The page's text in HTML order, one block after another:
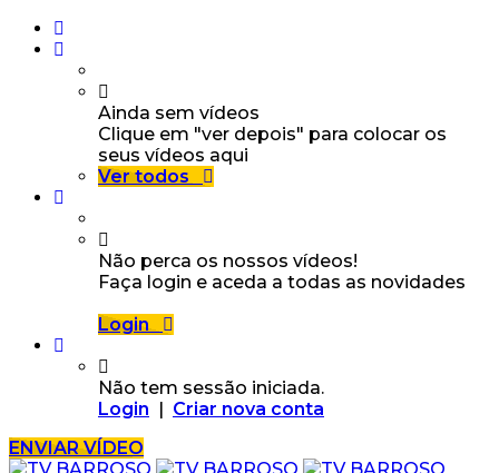
Ainda sem vídeos
Clique em "ver depois" para colocar os
seus vídeos aqui
Ver todos
Não perca os nossos vídeos!
Faça login e aceda a todas as novidades
Login
Não tem sessão iniciada.
Login | Criar nova conta
ENVIAR VÍDEO